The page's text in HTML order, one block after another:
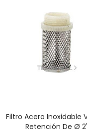
DESCUBRE
Filtro Acero Inoxidable
Retención De Ø